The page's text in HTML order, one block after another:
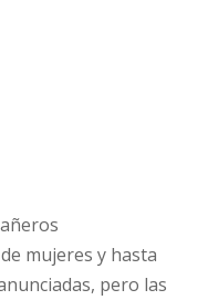
mujeres y hasta
pero las